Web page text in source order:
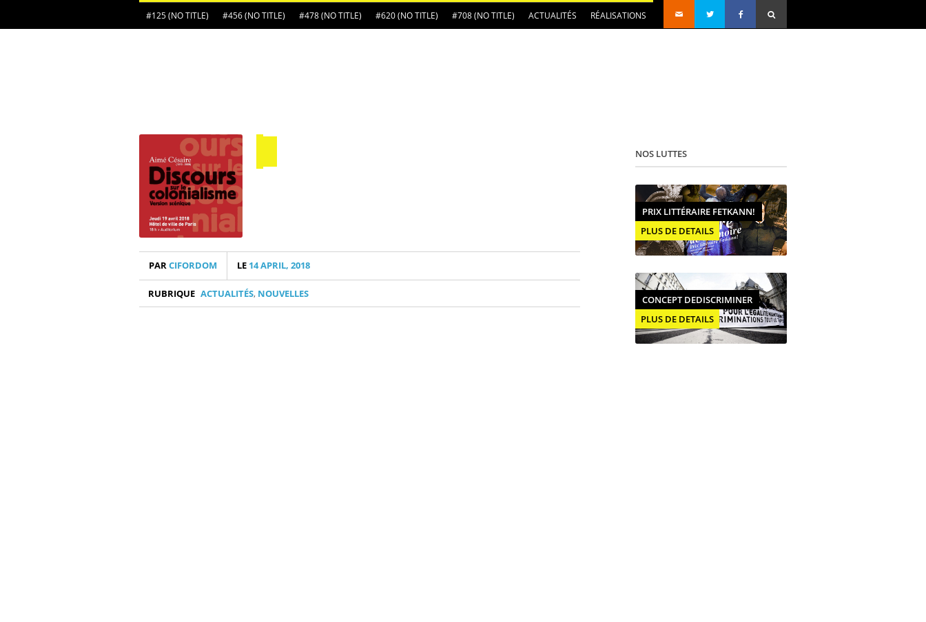
#125 (NO TITLE) #456 (NO TITLE) #478 (NO TITLE) #620 (NO TITLE) #708 (NO TITLE) ACTUALITÉS RÉALISATIONS
PARCIFORDOM LE 14 APRIL, 2018
RUBRIQUE ACTUALITÉS, NOUVELLES
NOS LUTTES
PRIX LITTÉRAIRE FETKANN!
PLUS DE DETAILS
CONCEPT DEDISCRIMINER
PLUS DE DETAILS